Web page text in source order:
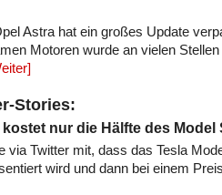
Astra hat ein großes Update
Motoren wurde an vielen Stellen
Stories:
nur die Hälfte des Model
via Twitter mit, dass das Tesla
wird und dann bei einem